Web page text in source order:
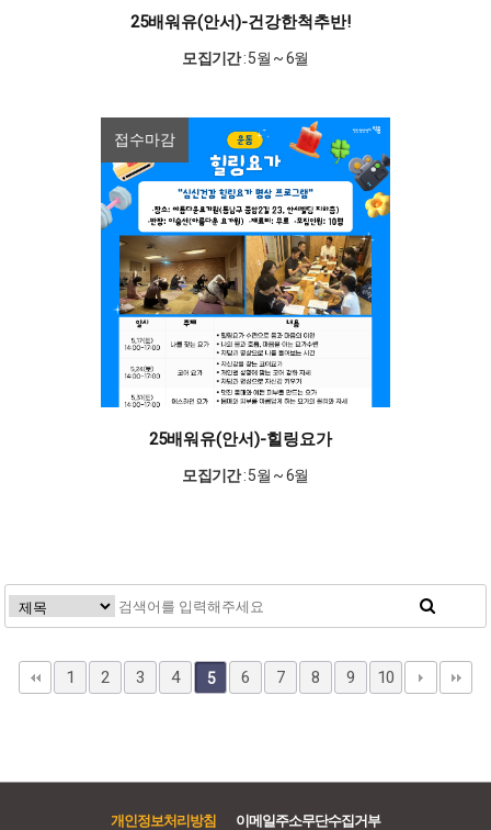
25배워유(안서)-건강한척추반!
모집기간: 5월 ~ 6월
25배워유(안서)-힐링요가
모집기간: 5월 ~ 6월
접수마감
1 2 3 4 5 6 7 8 9 10
개인정보처리방침 이메일주소무단수집거부